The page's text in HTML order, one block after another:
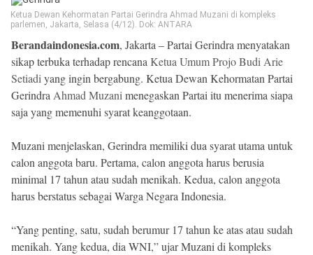
©
2026
Beranda
Indonesia
.
All
Right
Reserved
Ketua Dewan Kehormatan Partai Gerindra Ahmad Muzani di kompleks
parlemen, Jakarta, Selasa (4/12). Dok: ANTARA
Berandaindonesia.com, Jakarta – Partai Gerindra menyatakan
sikap terbuka terhadap rencana Ketua Umum Projo Budi Arie
Setiadi yang ingin bergabung. Ketua Dewan Kehormatan Partai
Gerindra Ahmad Muzani menegaskan Partai itu menerima siapa
saja yang memenuhi syarat keanggotaan.
Muzani menjelaskan, Gerindra memiliki dua syarat utama untuk
calon anggota baru. Pertama, calon anggota harus berusia
minimal 17 tahun atau sudah menikah. Kedua, calon anggota
harus berstatus sebagai Warga Negara Indonesia.
“Yang penting, satu, sudah berumur 17 tahun ke atas atau sudah
menikah. Yang kedua, dia WNI,” ujar Muzani di kompleks